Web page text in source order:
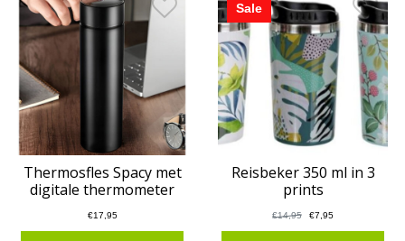
Thermosfles Spacy met
digitale thermometer
€17,95
Sale
Reisbeker 350 ml in 3
prints
€14,95 €7,95